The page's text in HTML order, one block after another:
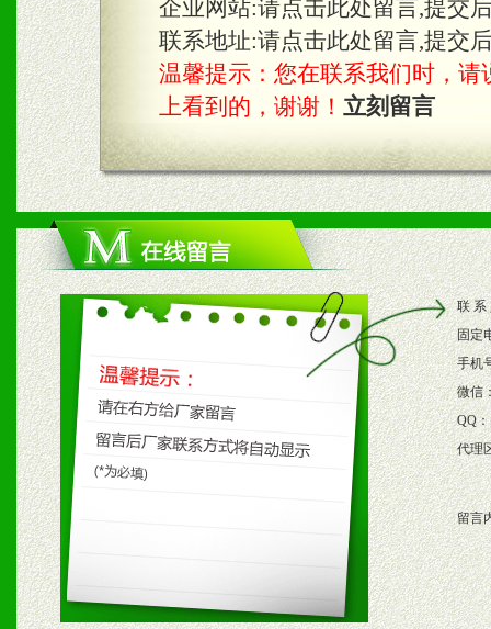
具。
四、市场操作及支持
1、根据区域市场协助制定
2、根据具体情况公司给予
3、根据市场需要，派驻区
保产品顺利销售。
4、根据市场情况公司给予
购支持。
五、退换货制度
1、给予前期市场操作一定
2、对于临期，滞销品给予
企业网站:请点击此处留言,提交
联系地址:请点击此处留言,提交
温馨提示：您在联系我们时，请
上看到的，谢谢！ 立刻留言
联 系
固定
手机
微信
QQ：
代理
留言